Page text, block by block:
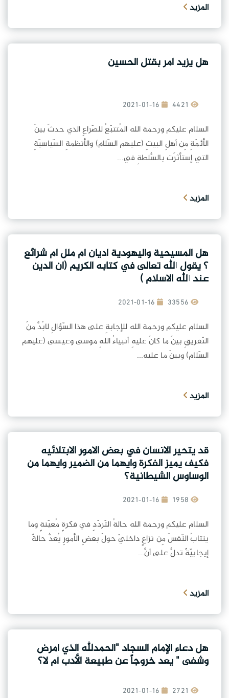
المزيد
هل يزيد امر بقتل الحسين
2021-01-16
السلام عليكم ورحمة الله المُتتبّعُ للصّراعِ الذي حدثَ بينَ
الأئمّةِ مِن أهلِ البيتِ (عليهم السّلام) والأنظمةِ السّياسيّةِ
التي إستأثرَت بالسُّلطةِ في...
المزيد
هل المسيحية واليهودية اديان ام ملل ام شرائع
؟ يقول الله تعالى في كتابه الكريم (ان الدين
عند الله الاسلام )
2021-01-16
السلام عليكم ورحمة الله للإجابةِ على هذا السّؤالِ لابُدَّ منَ
التّفريقِ بينَ ما كانَ عليهِ أنبياءُ اللهِ موسى وعيسى (عليهم
السّلام) وبينَ ما عليه...
المزيد
قد يتحير الانسان في بعض الامور الابتلائيه
فكيف يميز الفكرة وايهما من الضمير وايهما من
الوساوس الشيطانية؟
2021-01-16
السلام عليكم ورحمة الله حالةُ التّردّدِ في فكرةٍ مُعيّنةٍ وما
ينتابُ النّفسَ مِن نزاعٍ داخليّ حولَ بعضِ الأمورِ يُعدُّ حالةً
إيجابيّةً تدلُّ على أنَّ...
المزيد
هل دعاء الإمام السجاد "الحمدلله الذي امرض
وشفى " يعد خروجاً عن طبيعة الأدب أم لا؟
2021-01-16